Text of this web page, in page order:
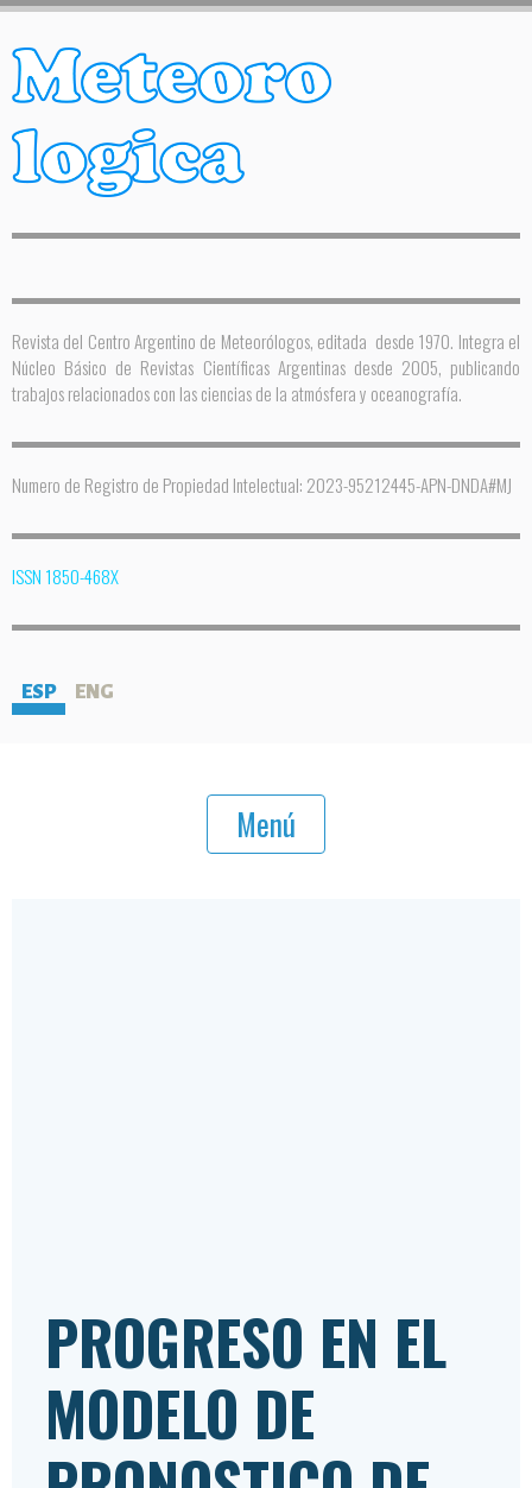
Revista del Centro Argentino de Meteorólogos, editada desde 1970. Integra el
Núcleo Básico de Revistas Científicas Argentinas desde 2005, publicando
trabajos relacionados con las ciencias de la atmósfera y oceanografía.
Numero de Registro de Propiedad Intelectual: 2023-95212445-APN-DNDA#MJ
ISSN 1850-468X
ESP ENG
Menú
PROGRESO EN EL
MODELO DE